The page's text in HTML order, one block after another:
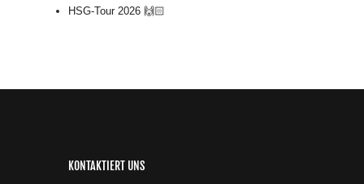
HSG-Tour 2026 🙌🏻
KONTAKTIERT UNS